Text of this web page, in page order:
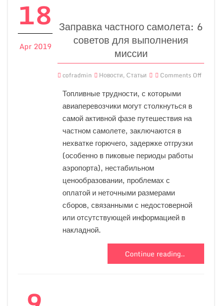
18
Apr 2019
Заправка частного самолета: 6
советов для выполнения
миссии
cofradmin Новости, Статьи Comments Off
Топливные трудности, с которыми
авиаперевозчики могут столкнуться в
самой активной фазе путешествия на
частном самолете, заключаются в
нехватке горючего, задержке отгрузки
(особенно в пиковые периоды работы
аэропорта), нестабильном
ценообразовании, проблемах с
оплатой и неточными размерами
сборов, связанными с недостоверной
или отсутствующей информацией в
накладной.
Continue reading..